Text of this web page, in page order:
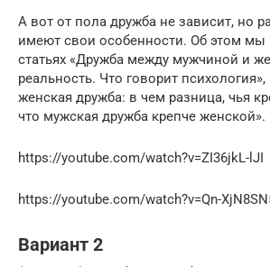
А вот от пола дружба не зависит, но
имеют свои особенности. Об этом мы
статьях «Дружба между мужчиной и
реальность. Что говорит
женская дружба: в чем разница, чья
что мужская дружба крепче женской».
https://youtube.com/watch?v=ZI36jkL-lJI
https://youtube.com/watch?v=Qn-
Вариант 2